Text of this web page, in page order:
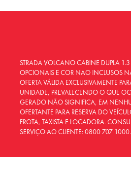
STRADA VOLCANO CABINE DUPLA
OPCIONAIS E COR NAO INCLUSOS
OFERTA VÁLIDA EXCLUSIVAMENTE
UNIDADE, PREVALECENDO O QUE
GERADO NÃO SIGNIFICA, EM
OFERTANTE PARA RESERVA DO
FROTA, TAXISTA E LOCADORA.
SERVIÇO AO CLIENTE: 0800 707